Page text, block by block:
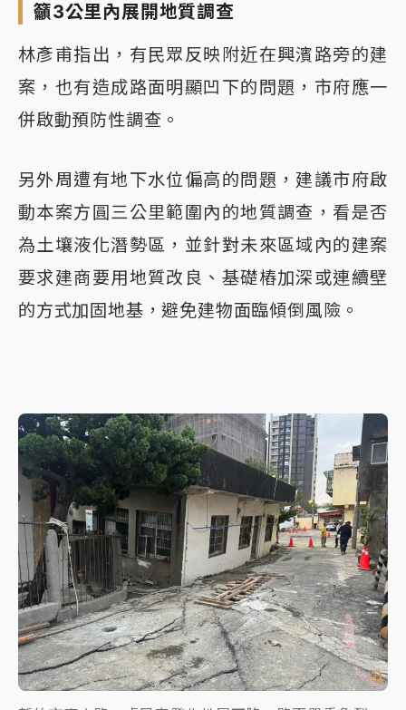
籲3公里內展開地質調查
林彥甫指出，有民眾反映附近在興濱路旁的建
案，也有造成路面明顯凹下的問題，市府應一
併啟動預防性調查。
另外周遭有地下水位偏高的問題，建議市府啟
動本案方圓三公里範圍內的地質調查，看是否
為土壤液化潛勢區，並針對未來區域內的建案
要求建商要用地質改良、基礎樁加深或連續壁
的方式加固地基，避免建物面臨傾倒風險。